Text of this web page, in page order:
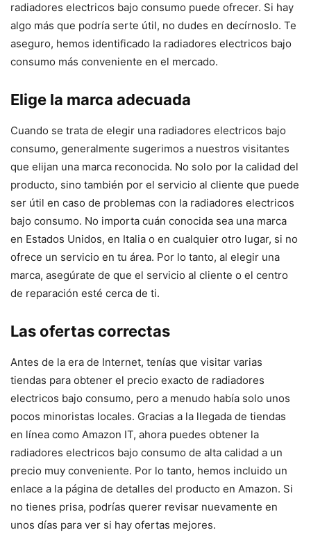
radiadores electricos bajo consumo puede ofrecer. Si hay
algo más que podría serte útil, no dudes en decírnoslo. Te
aseguro, hemos identificado la radiadores electricos bajo
consumo más conveniente en el mercado.
Elige la marca adecuada
Cuando se trata de elegir una radiadores electricos bajo
consumo, generalmente sugerimos a nuestros visitantes
que elijan una marca reconocida. No solo por la calidad del
producto, sino también por el servicio al cliente que puede
ser útil en caso de problemas con la radiadores electricos
bajo consumo. No importa cuán conocida sea una marca
en Estados Unidos, en Italia o en cualquier otro lugar, si no
ofrece un servicio en tu área. Por lo tanto, al elegir una
marca, asegúrate de que el servicio al cliente o el centro
de reparación esté cerca de ti.
Las ofertas correctas
Antes de la era de Internet, tenías que visitar varias
tiendas para obtener el precio exacto de radiadores
electricos bajo consumo, pero a menudo había solo unos
pocos minoristas locales. Gracias a la llegada de tiendas
en línea como Amazon IT, ahora puedes obtener la
radiadores electricos bajo consumo de alta calidad a un
precio muy conveniente. Por lo tanto, hemos incluido un
enlace a la página de detalles del producto en Amazon. Si
no tienes prisa, podrías querer revisar nuevamente en
unos días para ver si hay ofertas mejores.